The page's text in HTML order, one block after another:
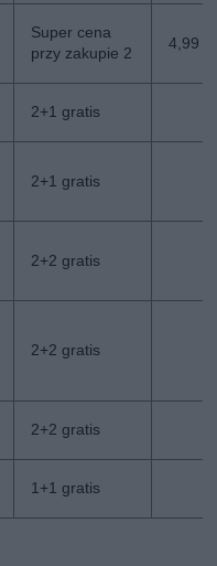
Super cena
przy zakupie 2
4,99
2+1 gratis
2+1 gratis
2+2 gratis
2+2 gratis
2+2 gratis
1+1 gratis